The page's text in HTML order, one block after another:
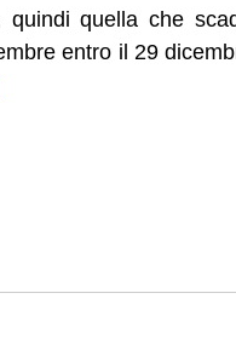
quindi quella che
entro il 29